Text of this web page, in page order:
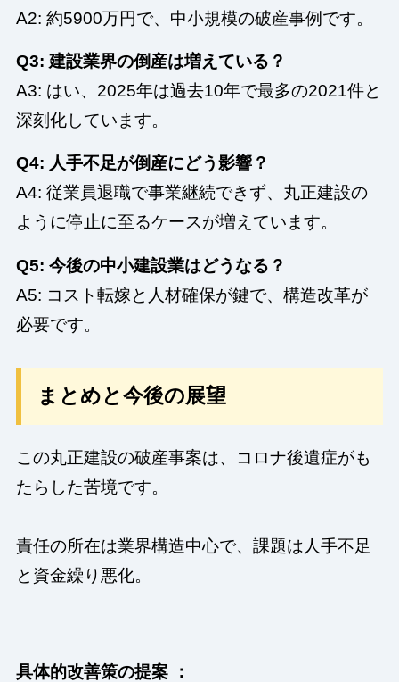
A2: 約5900万円で、中小規模の破産事例です。
Q3: 建設業界の倒産は増えている？
A3: はい、2025年は過去10年で最多の2021件と
深刻化しています。
Q4: 人手不足が倒産にどう影響？
A4: 従業員退職で事業継続できず、丸正建設の
ように停止に至るケースが増えています。
Q5: 今後の中小建設業はどうなる？
A5: コスト転嫁と人材確保が鍵で、構造改革が
必要です。
まとめと今後の展望
この丸正建設の破産事案は、コロナ後遺症がも
たらした苦境です。
責任の所在は業界構造中心で、課題は人手不足
と資金繰り悪化。
具体的改善策の提案 ：